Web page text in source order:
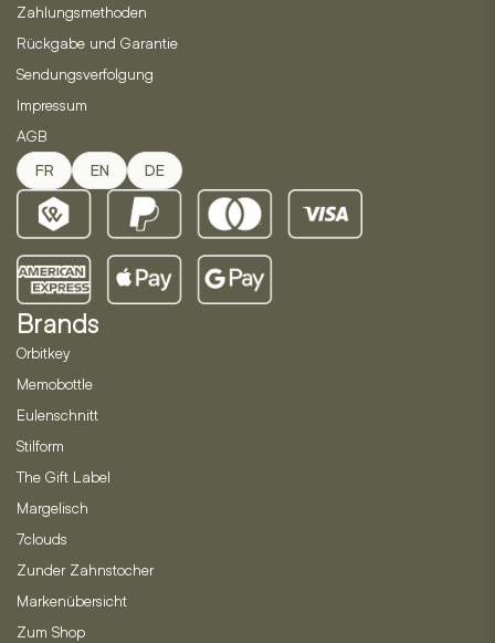
Zahlungsmethoden
Rückgabe und Garantie
Sendungsverfolgung
Impressum
AGB
FR EN DE
Brands
Orbitkey
Memobottle
Eulenschnitt
Stilform
The Gift Label
Margelisch
7clouds
Zunder Zahnstocher
Markenübersicht
Zum Shop